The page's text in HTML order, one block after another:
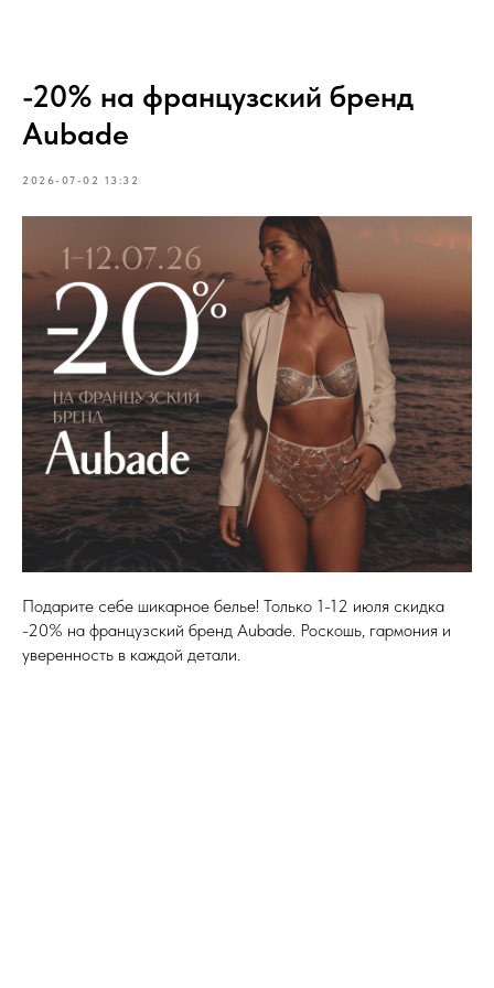
-20% на французский бренд
Aubade
2026-07-02 13:32
Подарите себе шикарное белье! Только 1-12 июля скидка
-20% на французский бренд Aubade. Роскошь, гармония и
уверенность в каждой детали.